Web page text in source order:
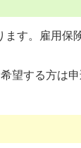
ます。雇用保
望する方は